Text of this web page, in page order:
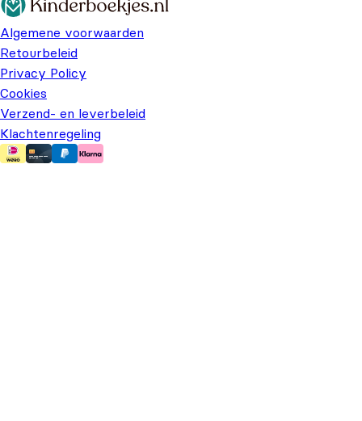
Algemene voorwaarden
Retourbeleid
Privacy Policy
Cookies
Verzend- en leverbeleid
Klachtenregeling